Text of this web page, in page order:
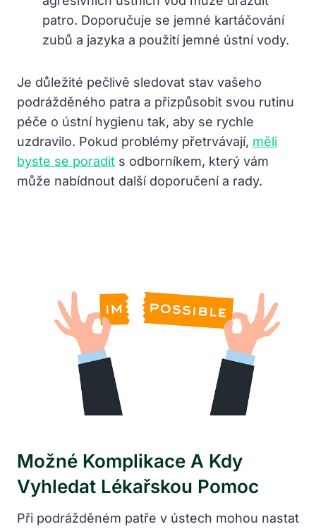
patro. Doporučuje se jemné kartáčování
zubů a jazyka a použití jemné ústní vody.
Je důležité pečlivě sledovat stav vašeho
podrážděného patra a přizpůsobit svou rutinu
péče o ústní hygienu tak, aby se rychle
uzdravilo. Pokud problémy přetrvávají, měli
byste se poradit s odborníkem, který vám
může nabídnout další doporučení a rady.
Možné Komplikace A Kdy
Vyhledat Lékařskou Pomoc
Při podrážděném patře v ústech mohou nastat